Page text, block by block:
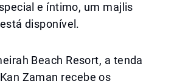
e íntimo, um majlis
disponível.
Beach Resort, a tenda
Zaman recebe os